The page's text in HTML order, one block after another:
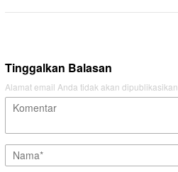
Tinggalkan Balasan
Alamat email Anda tidak akan dipublikasikan.